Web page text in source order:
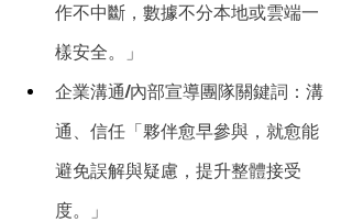
作不中斷，數據不分本地或雲端一
樣安全。」
企業溝通/內部宣導團隊關鍵詞：溝
通、信任「夥伴愈早參與，就愈能
避免誤解與疑慮，提升整體接受
度。」